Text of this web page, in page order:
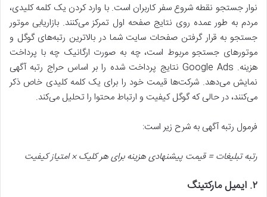
نوار جستجو نقطه شروع سفر کاربران است. با وارد کردن یک کلمه کلیدی،
مردم به طور عمده روی نتایج صفحه اول تمرکز می‌کنند. بازاریابی موتور
جستجو به قرار گرفتن صفحات سایت شما در بالاترین رتبه‌های گوگل و
موتورهای جستجو مربوط است، چه به صورت ارگانیک چه با پرداخت
هزینه. Google Ads نتایج پرداخت شده را بر اساس حراج رتبه آگهی
نمایش می‌دهد. شرکت‌ها قیمت خود را برای یک کلمه کلیدی خاص ذکر
می‌کنند، در حالی که گوگل کیفیت و ارتباط محتوا را تحلیل می‌کند.
فرمول رتبه آگهی به شرح زیر است:
رتبه تبلیغات = قیمت پیشنهادی هزینه برای هر کلیک×امتیاز کیفیت
۲. ایمیل مارکتینگ